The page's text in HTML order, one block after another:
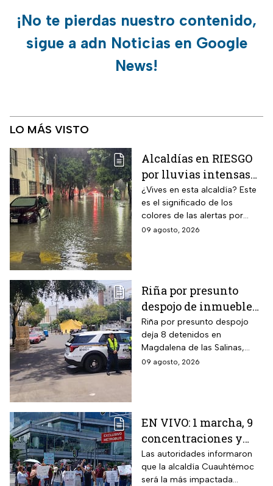
¡No te pierdas nuestro contenido,
sigue a adn Noticias en Google
News!
LO MÁS VISTO
Alcaldías en RIESGO
por lluvias intensas
en CDMX hoy 9 de
agosto: ¿dónde hay
alerta y peligro de
inundaciones?
¿Vives en esta alcaldía? Este
es el significado de los
colores de las alertas por
lluvias en la capital mexicana.
09 agosto, 2026
Riña por presunto
despojo de inmueble
en la GAM deja 8
detenidos
Riña por presunto despojo
deja 8 detenidos en
Magdalena de las Salinas,
GAM. Vecina denuncia intento
09 agosto, 2026
EN VIVO: 1 marcha, 9
concentraciones y
eventos en CDMX hoy
domingo 9 de agosto
Las autoridades informaron
que la alcaldía Cuauhtémoc
será la más impactada